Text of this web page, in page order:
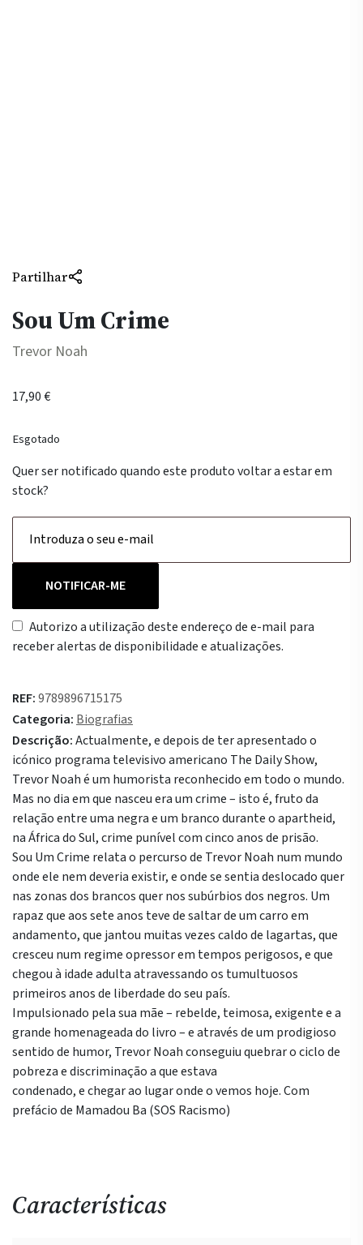
Partilhar
Sou Um Crime
Trevor Noah
17,90€
Esgotado
Quer ser notificado quando este produto voltar a estar em
stock?
NOTIFICAR-ME
Autorizo a utilização deste endereço de e-mail para
receber alertas de disponibilidade e atualizações.
REF:9789896715175
Categoria: Biografias
Descrição:Actualmente, e depois de ter apresentado o
icónico programa televisivo americano The Daily Show,
Trevor Noah é um humorista reconhecido em todo o mundo.
Mas no dia em que nasceu era um crime – isto é, fruto da
relação entre uma negra e um branco durante o apartheid,
na África do Sul, crime punível com cinco anos de prisão.
Sou Um Crime relata o percurso de Trevor Noah num mundo
onde ele nem deveria existir, e onde se sentia deslocado quer
nas zonas dos brancos quer nos subúrbios dos negros. Um
rapaz que aos sete anos teve de saltar de um carro em
andamento, que jantou muitas vezes caldo de lagartas, que
cresceu num regime opressor em tempos perigosos, e que
chegou à idade adulta atravessando os tumultuosos
primeiros anos de liberdade do seu país.
Impulsionado pela sua mãe – rebelde, teimosa, exigente e a
grande homenageada do livro – e através de um prodigioso
sentido de humor, Trevor Noah conseguiu quebrar o ciclo de
pobreza e discriminação a que estava
condenado, e chegar ao lugar onde o vemos hoje. Com
prefácio de Mamadou Ba (SOS Racismo)
Características